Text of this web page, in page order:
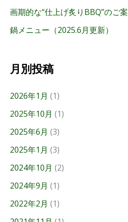
画期的な“仕上げ炙りBBQ”のご
鍋メニュー（2025.6月更新）
月別投稿
2026年1月 (1)
2025年10月 (1)
2025年6月 (3)
2025年1月 (3)
2024年10月 (2)
2024年9月 (1)
2022年2月 (1)